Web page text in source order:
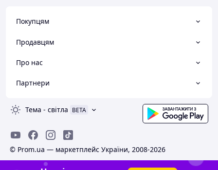
Покупцям
Продавцям
Про нас
Партнери
Тема - світла BETA
© Prom.ua — маркетплейс України, 2008-2026